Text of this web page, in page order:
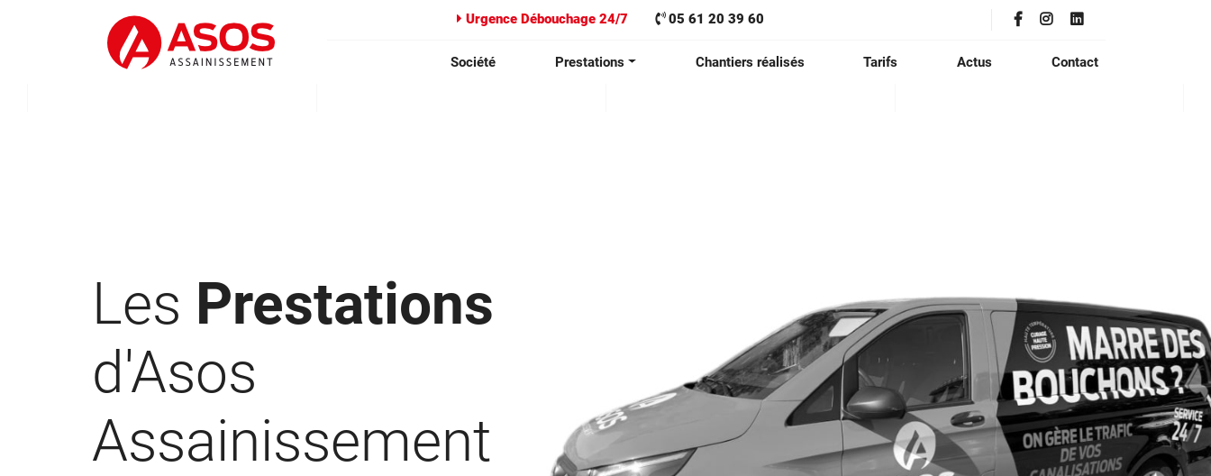
Société Prestations Chantiers réalisés Tarifs Actus Contact
Urgence Débouchage 24/7 05 61 20 39 60
Les Prestations
d'Asos
Assainissement